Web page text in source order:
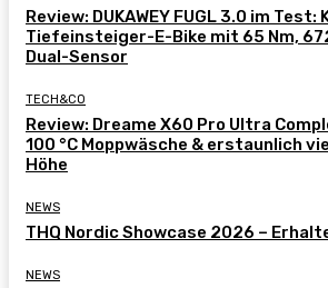
Review: DUKAWEY FUGL 3.0 im
Tiefeinsteiger-E-Bike mit 65 Nm,
Dual-Sensor
TECH&CO
Review: Dreame X60 Pro Ultra
100 °C Moppwäsche & erstaunlich
Höhe
NEWS
THQ Nordic Showcase 2026 –
NEWS